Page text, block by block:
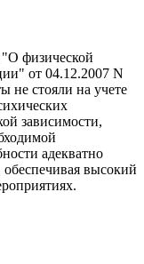
физической
от 04.12.2007 N
не стояли на учете
зависимости,
адекватно
высокий